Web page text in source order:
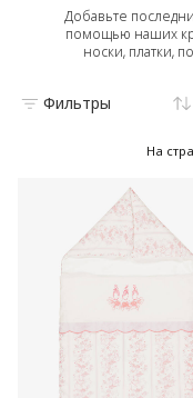
Добавьте
помощью наших
носки, платки,
Фильтры
На